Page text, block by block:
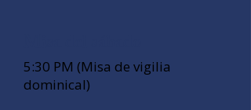
5:30 PM (Misa de vigilia
dominical)